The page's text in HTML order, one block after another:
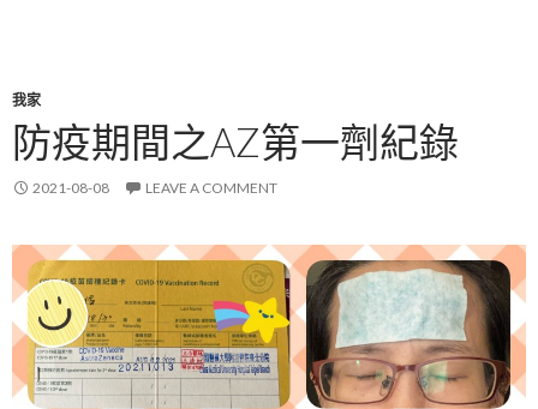
我家
防疫期間之AZ第一劑紀錄
2021-08-08 LEAVE A COMMENT